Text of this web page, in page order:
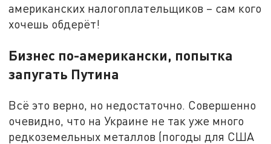
американских налогоплательщиков – сам кого
хочешь обдерёт!
Бизнес по-американски, попытка
запугать Путина
Всё это верно, но недостаточно. Совершенно
очевидно, что на Украине не так уже много
редкоземельных металлов (погоды для США